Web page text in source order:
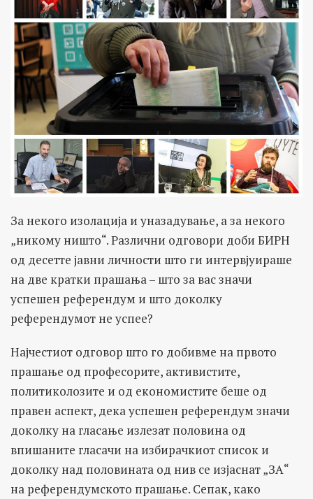
За некого изолација и уназадување, а за некого
„никому ништо“. Различни одговори доби БИРН
од десетте јавни личности што ги интервјуираше
на две кратки прашања – што за вас значи
успешен референдум и што доколку
референдумот не успее?
Најчестиот одговор што го добивме на првото
прашање од професорите, активистите,
политиколозите и од економистите беше од
правен аспект, дека успешен референдум значи
доколку на гласање излезат половина од
впишаните гласачи на избирачкиот список и
доколку над половината од нив се изјаснат „ЗА“
на референдумското прашање. Сепак, како